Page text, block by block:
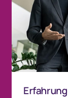
Erfahrung